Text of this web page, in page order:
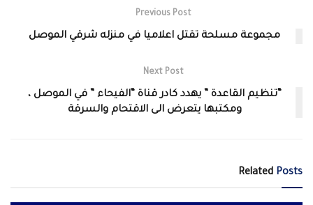
Previous Post
مجموعة مسلحة تقتل اعلاميا في منزله شرقي الموصل
Next Post
“تنظيم القاعدة ” يهدد كادر قناة “الفيحاء ” في الموصل ،
ومكتبها يتعرض الى الاقتحام والسرقة
Related Posts